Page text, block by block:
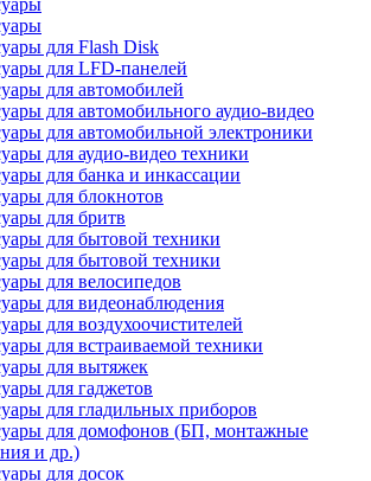
для Flash Disk
для LFD-панелей
для автомобилей
для автомобильного аудио-видео
для автомобильной электроники
для аудио-видео техники
для банка и инкассации
для блокнотов
для бритв
для бытовой техники
для бытовой техники
для велосипедов
для видеонаблюдения
для воздухоочистителей
для встраиваемой техники
для вытяжек
для гаджетов
для гладильных приборов
для домофонов (БП, монтажные
и др.)
для досок